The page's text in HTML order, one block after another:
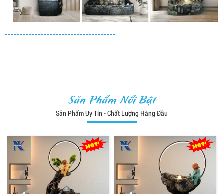
-------------------------------------
Sản Phẩm Nổi Bật
Sản Phẩm Uy Tín - Chất Lượng Hàng Đầu